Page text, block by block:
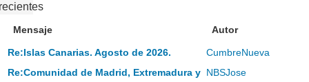
Mensaje Autor
Re:Islas Canarias. Agosto de 2026.
CumbreNueva
Re:Comunidad de Madrid, Extremadura y NBSJose